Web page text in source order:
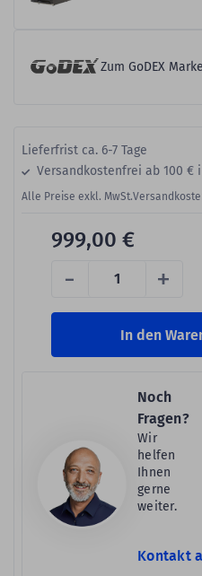
Zum GoDEX
Lieferfrist ca. 6-7 Tage
Versandkostenfrei ab 100 €
Alle Preise exkl. MwSt.
- +
999,00 €
In den
Noch
Fragen?
Wir
helfen
Ihnen
gerne
weiter.
Kontakt